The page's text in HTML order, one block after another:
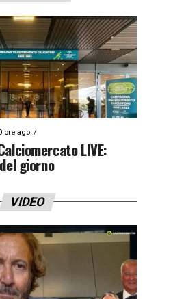
ore ago
LIVE:
giorno
VIDEO